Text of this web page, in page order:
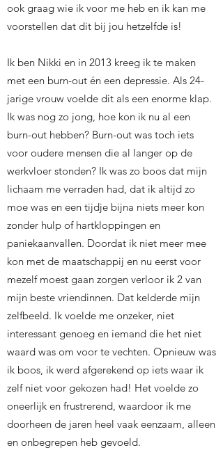
ook graag wie ik voor me heb en ik kan me
voorstellen dat dit bij jou hetzelfde is!
Ik ben Nikki en in 2013 kreeg ik te maken
met een burn-out én een depressie. Als 24-
jarige vrouw voelde dit als een enorme klap.
Ik was nog zo jong, hoe kon ik nu al een
burn-out hebben? Burn-out was toch iets
voor oudere mensen die al langer op de
werkvloer stonden? Ik was zo boos dat mijn
lichaam me verraden had, dat ik altijd zo
moe was en een tijdje bijna niets meer kon
zonder hulp of hartkloppingen en
paniekaanvallen. Doordat ik niet meer mee
kon met de maatschappij en nu eerst voor
mezelf moest gaan zorgen verloor ik 2 van
mijn beste vriendinnen. Dat kelderde mijn
zelfbeeld. Ik voelde me onzeker, niet
interessant genoeg en iemand die het niet
waard was om voor te vechten. Opnieuw was
ik boos, ik werd afgerekend op iets waar ik
zelf niet voor gekozen had! Het voelde zo
oneerlijk en frustrerend, waardoor ik me
doorheen de jaren heel vaak eenzaam, alleen
en onbegrepen heb gevoeld.